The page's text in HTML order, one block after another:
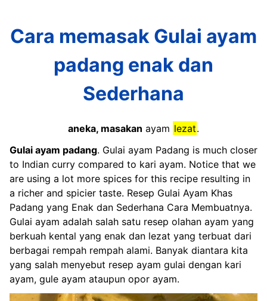
Cara memasak Gulai ayam
padang enak dan
Sederhana
aneka, masakan ayam lezat.
Gulai ayam padang. Gulai ayam Padang is much closer
to Indian curry compared to kari ayam. Notice that we
are using a lot more spices for this recipe resulting in
a richer and spicier taste. Resep Gulai Ayam Khas
Padang yang Enak dan Sederhana Cara Membuatnya.
Gulai ayam adalah salah satu resep olahan ayam yang
berkuah kental yang enak dan lezat yang terbuat dari
berbagai rempah rempah alami. Banyak diantara kita
yang salah menyebut resep ayam gulai dengan kari
ayam, gule ayam ataupun opor ayam.